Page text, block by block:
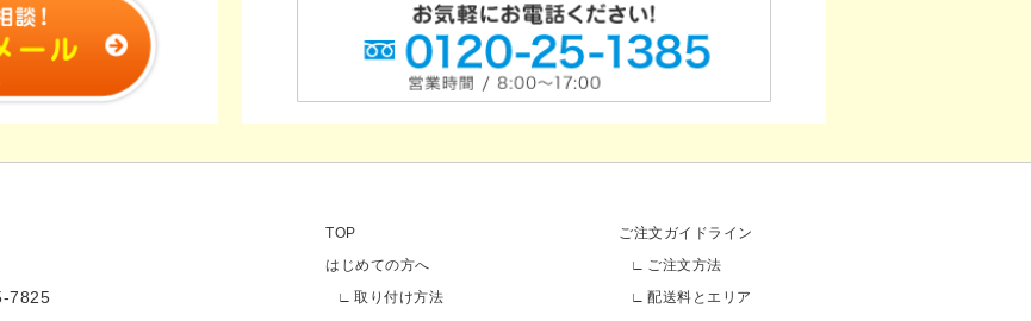
7825
TOP
はじめての方へ
取り付け方法
ご注文ガイドライン
ご注文方法
配送料とエリア